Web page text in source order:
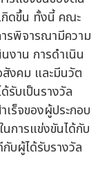
กิดขึ้น ทั้งนี้ คณะ
รพิจารณามีความ
งาน การดำเนิน
งคม และมีนวัต
รับเป็นรางวัล
เร็จของผู้ประกอบ
นการแข่งขันได้กับ
บผู้ได้รับรางวัล